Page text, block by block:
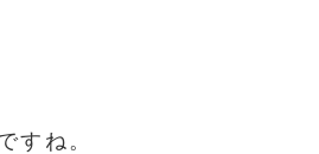
すね。